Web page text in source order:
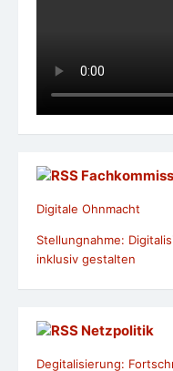
Digitale Ohnmacht
Stellungnahme:
inklusiv gestalten
Netzpolitik
Degitalisierung: